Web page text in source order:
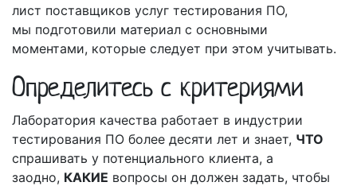
лист поставщиков услуг тестирования ПО,
мы подготовили материал с основными
моментами, которые следует при этом учитывать.
Определитесь с критериями
Лаборатория качества работает в индустрии
тестирования ПО более десяти лет и знает, ЧТО
спрашивать у потенциального клиента, а
заодно, КАКИЕ вопросы он должен задать, чтобы